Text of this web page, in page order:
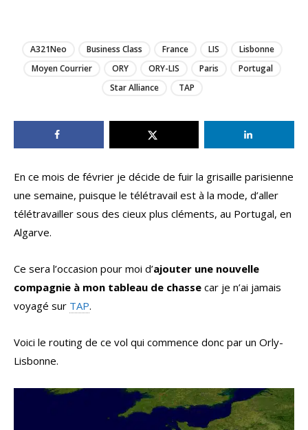
A321Neo Business Class France LIS
Lisbonne
Moyen Courrier
ORY ORY-LIS Paris
Portugal
Star Alliance
TAP
En ce mois de février je décide de fuir la grisaille parisienne
une semaine, puisque le télétravail est à la mode, d’aller
télétravailler sous des cieux plus cléments, au Portugal, en
Algarve.
Ce sera l’occasion pour moi d’ajouter une nouvelle
compagnie à mon tableau de chasse car je n’ai jamais
voyagé sur TAP.
Voici le routing de ce vol qui commence donc par un Orly-
Lisbonne.